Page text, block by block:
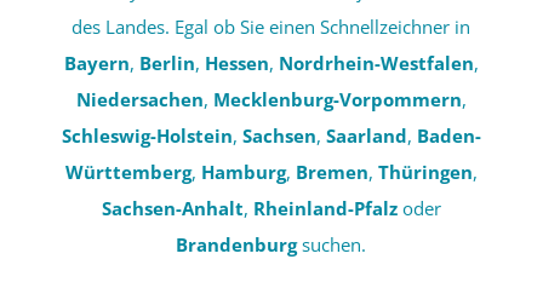
des Landes. Egal ob Sie einen Schnellzeichner in
Bayern, Berlin, Hessen, Nordrhein-Westfalen,
Niedersachen, Mecklenburg-Vorpommern,
Schleswig-Holstein, Sachsen, Saarland, Baden-
Württemberg, Hamburg, Bremen, Thüringen,
Sachsen-Anhalt, Rheinland-Pfalzoder
Brandenburgsuchen.